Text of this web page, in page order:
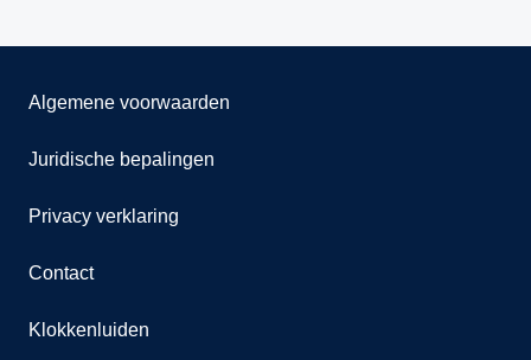
Algemene voorwaarden
Juridische bepalingen
Privacy verklaring
Contact
Klokkenluiden